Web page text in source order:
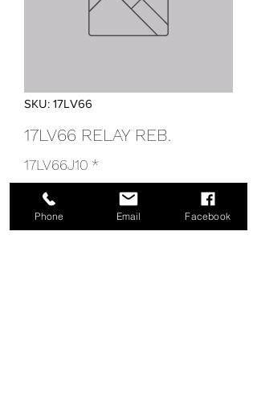
SKU: 17LV66
17LV66 RELAY REB.
17LV66J10 *
Phone Email Facebook